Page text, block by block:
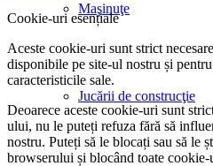
Maşinuţe
Jucării de construcţie
Cookie-uri esențiale
Aceste cookie-uri sunt strict
disponibile pe site-ul nostru și
caracteristicile sale.
Deoarece aceste cookie-uri sunt
ului, nu le puteți refuza fără să
nostru. Puteți să le blocați sau să le
browserului și blocând toate cookie-